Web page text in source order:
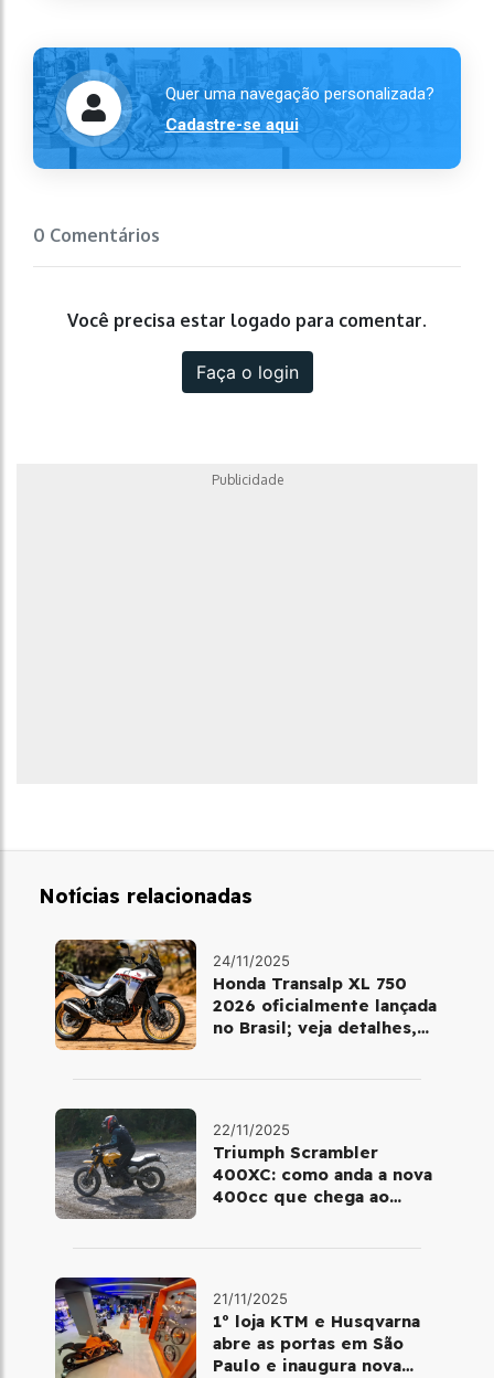
Quer uma navegação personalizada?
Cadastre-se aqui
0 Comentários
Você precisa estar logado para comentar.
Faça o login
Publicidade
Notícias relacionadas
24/11/2025
Honda Transalp XL 750
2026 oficialmente lançada
no Brasil; veja detalhes,
22/11/2025
Triumph Scrambler
400XC: como anda a nova
400cc que chega ao
21/11/2025
1º loja KTM e Husqvarna
abre as portas em São
Paulo e inaugura nova